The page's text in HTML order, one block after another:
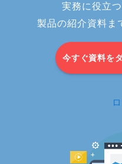
実務に役立
製品の紹介資料ま
今すぐ資料を